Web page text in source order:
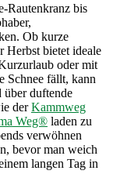
Rautenkranz bis
Ob kurze
Herbst bietet ideale
oder mit
Schnee fällt, kann
über duftende
derKammweg
Weg® laden zu
verwöhnen
bevor man weich
langen Tag in